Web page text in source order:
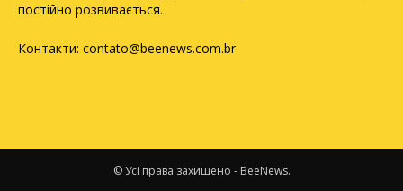
постійно розвивається.
Контакти: contato@beenews.com.br
© Усі права захищено - BeeNews.